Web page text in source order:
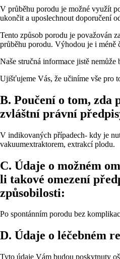
V průběhu porodu je možné využít
ukončit a uposlechnout doporučení
Tento způsob porodu je považován
průběhu porodu. Výhodou je i méně
Naše stručná informace jistě
Ujišťujeme Vás, že učiníme vše pro
B. Poučení o tom,
zvláštní právní
V indikovaných případech- kdy je
vakuumextraktorem, extrakcí plodu.
C. Údaje o možném
li takové omezení
způsobilosti:
Po spontánním porodu bez
D. Údaje o léčebném
Tyto údaje Vám budou poskytnuty